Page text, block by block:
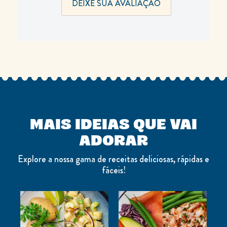
DEIXE SUA AVALIAÇÃO
MAIS IDEIAS QUE VAI
ADORAR
Explore a nossa gama de receitas deliciosas, rápidas e
fáceis!